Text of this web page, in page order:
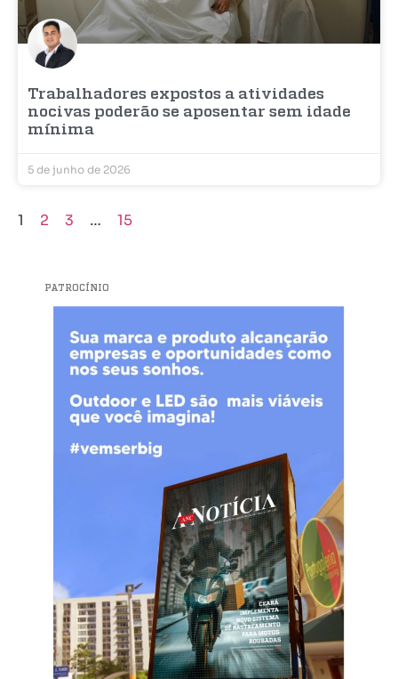
Trabalhadores expostos a atividades
nocivas poderão se aposentar sem idade
mínima
5 de junho de 2026
1 2 3 … 15
PATROCÍNIO